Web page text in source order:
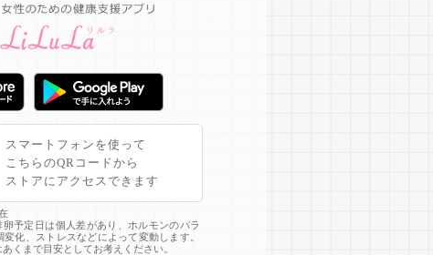
スマートフォンを使って
こちらのQRコードから
ストアにアクセスできます
予定日は個人差があり、ホルモンのバラ
変化、ストレスなどによって変動します。
くまで目安としてお考えください。